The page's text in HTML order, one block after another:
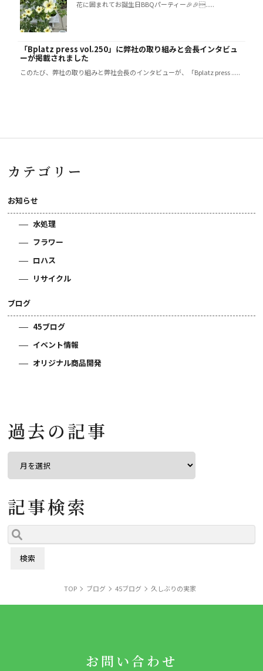
花に囲まれてお誕生日BBQパーティー🎉🎉.....
「Bplatz press vol.250」に弊社の取り組みと会長インタビュ
ーが掲載されました
このたび、弊社の取り組みと弊社会長のインタビューが、「Bplatz press .....
カテゴリー
お知らせ
水処理
フラワー
ロハス
リサイクル
ブログ
45ブログ
イベント情報
オリジナル商品開発
過去の記事
記事検索
TOP ブログ 45ブログ 久しぶりの実家
お問い合わせ